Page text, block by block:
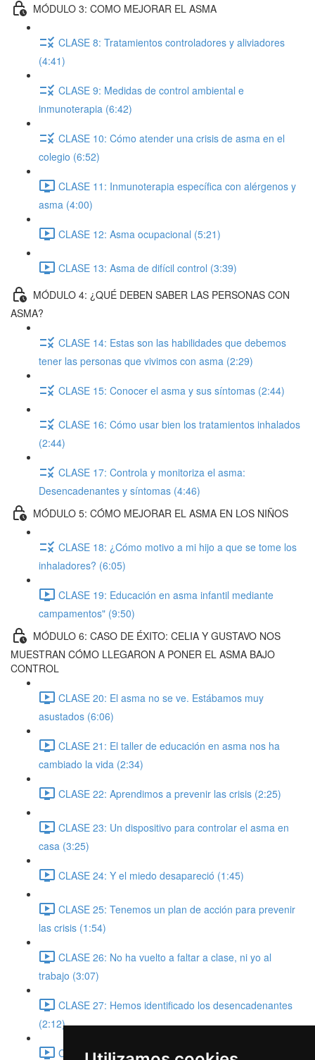
MÓDULO 3: COMO MEJORAR EL ASMA
CLASE 8: Tratamientos controladores y aliviadores
(4:41)
CLASE 9: Medidas de control ambiental e
inmunoterapia (6:42)
CLASE 10: Cómo atender una crisis de asma en el
colegio (6:52)
CLASE 11: Inmunoterapia específica con alérgenos y
asma (4:00)
CLASE 12: Asma ocupacional (5:21)
CLASE 13: Asma de difícil control (3:39)
MÓDULO 4: ¿QUÉ DEBEN SABER LAS PERSONAS CON
ASMA?
CLASE 14: Estas son las habilidades que debemos
tener las personas que vivimos con asma (2:29)
CLASE 15: Conocer el asma y sus síntomas (2:44)
CLASE 16: Cómo usar bien los tratamientos inhalados
(2:44)
CLASE 17: Controla y monitoriza el asma:
Desencadenantes y síntomas (4:46)
MÓDULO 5: CÓMO MEJORAR EL ASMA EN LOS NIÑOS
CLASE 18: ¿Cómo motivo a mi hijo a que se tome los
inhaladores? (6:05)
CLASE 19: Educación en asma infantil mediante
campamentos" (9:50)
MÓDULO 6: CASO DE ÉXITO: CELIA Y GUSTAVO NOS
MUESTRAN CÓMO LLEGARON A PONER EL ASMA BAJO
CONTROL
CLASE 20: El asma no se ve. Estábamos muy
asustados (6:06)
CLASE 21: El taller de educación en asma nos ha
cambiado la vida (2:34)
CLASE 22: Aprendimos a prevenir las crisis (2:25)
CLASE 23: Un dispositivo para controlar el asma en
casa (3:25)
CLASE 24: Y el miedo desapareció (1:45)
CLASE 25: Tenemos un plan de acción para prevenir
las crisis (1:54)
CLASE 26: No ha vuelto a faltar a clase, ni yo al
trabajo (3:07)
CLASE 27: Hemos identificado los desencadenantes
(2:12)
CLASE 28: Sabemos ajustar la medicación (1:03)